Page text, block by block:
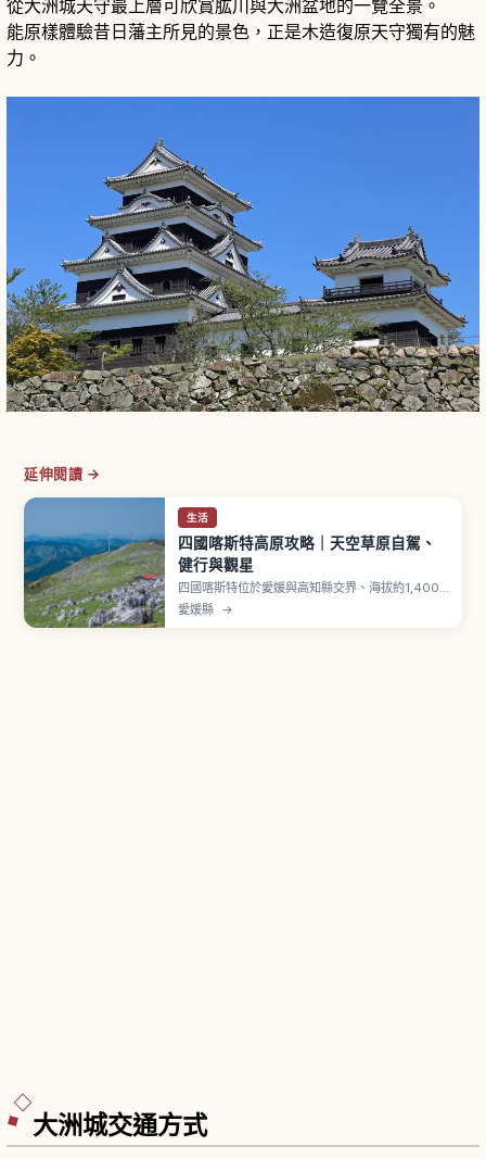
從大洲城天守最上層可欣賞肱川與大洲盆地的一覽全景。
能原樣體驗昔日藩主所見的景色，正是木造復原天守獨有的魅
力。
延伸閱讀 →
生活
四國喀斯特高原攻略｜天空草原自駕、
健行與觀星
四國喀斯特位於愛媛與高知縣交界、海拔約1,400
公尺，與山口秋吉台、福岡平尾台並列日本三大喀
愛媛縣 →
大洲城交通方式